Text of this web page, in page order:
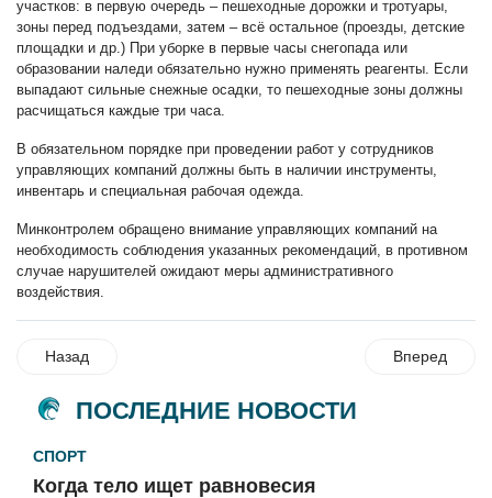
участков: в первую очередь – пешеходные дорожки и тротуары,
зоны перед подъездами, затем – всё остальное (проезды, детские
площадки и др.) При уборке в первые часы снегопада или
образовании наледи обязательно нужно применять реагенты. Если
выпадают сильные снежные осадки, то пешеходные зоны должны
расчищаться каждые три часа.
В обязательном порядке при проведении работ у сотрудников
управляющих компаний должны быть в наличии инструменты,
инвентарь и специальная рабочая одежда.
Минконтролем обращено внимание управляющих компаний на
необходимость соблюдения указанных рекомендаций, в противном
случае нарушителей ожидают меры административного
воздействия.
Назад Вперед
ПОСЛЕДНИЕ НОВОСТИ
СПОРТ
Когда тело ищет равновесия